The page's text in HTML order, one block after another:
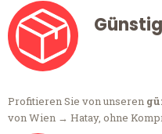
Profitieren Sie von unseren
von Wien → Hatay, ohne